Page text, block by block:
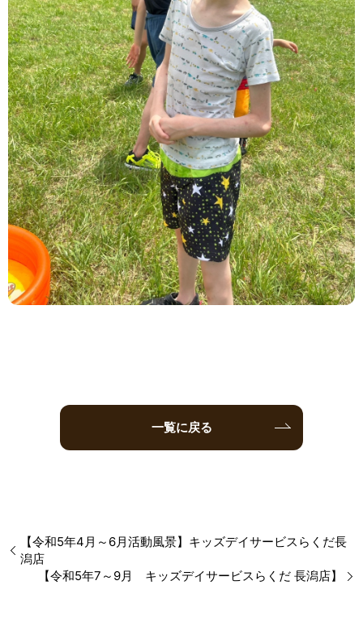
一覧に戻る
【令和5年4月～6月活動風景】キッズデイサービスらくだ長
潟店
【令和5年7～9月 キッズデイサービスらくだ 長潟店】